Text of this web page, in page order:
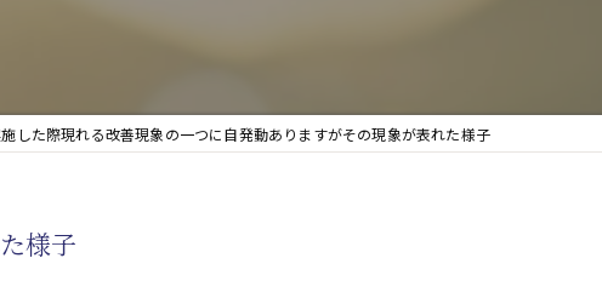
した際現れる改善現象の一つに自発動ありますがその現象が表れた様子
様子